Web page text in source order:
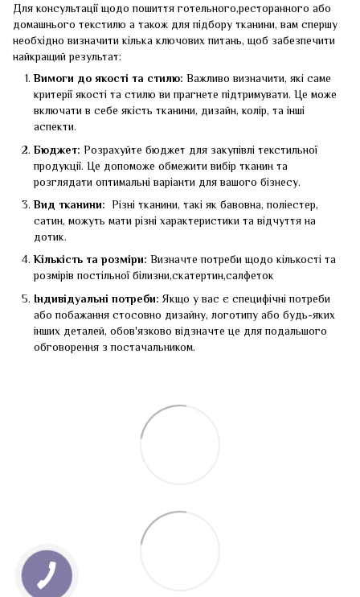
Для консультації щодо пошиття готельного,ресторанного або
домашнього текстилю а також для підбору тканини, вам спершу
необхідно визначити кілька ключових питань, щоб забезпечити
найкращий результат:
Вимоги до якості та стилю: Важливо визначити, які саме
критерії якості та стилю ви прагнете підтримувати. Це може
включати в себе якість тканини, дизайн, колір, та інші
аспекти.
Бюджет: Розрахуйте бюджет для закупівлі текстильної
продукції. Це допоможе обмежити вибір тканин та
розглядати оптимальні варіанти для вашого бізнесу.
Вид тканини: Різні тканини, такі як бавовна, поліестер,
сатин, можуть мати різні характеристики та відчуття на
дотик.
Кількість та розміри: Визначте потреби щодо кількості та
розмірів постільної білизни,скатертин,салфеток
Індивідуальні потреби: Якщо у вас є специфічні потреби
або побажання стосовно дизайну, логотипу або будь-яких
інших деталей, обов'язково відзначте це для подальшого
обговорення з постачальником.